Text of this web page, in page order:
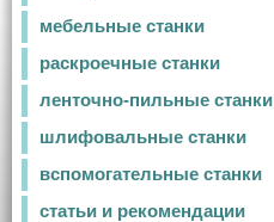
мебельные станки
раскроечные станки
ленточно-пильные станки
шлифовальные станки
вспомогательные станки
статьи и рекомендации